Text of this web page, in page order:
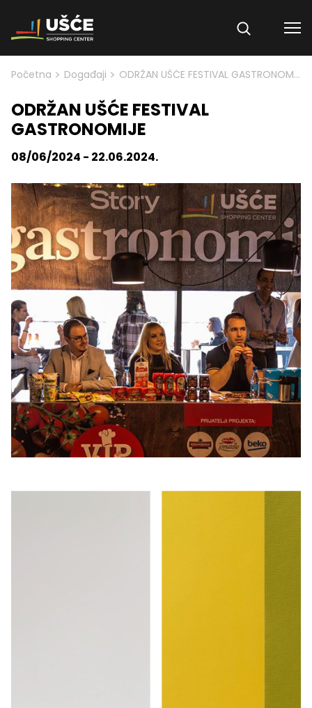
Skip to content
Početna > Događaji > ODRŽAN UŠĆE FESTIVAL GASTRONOMIJE
ODRŽAN UŠĆE FESTIVAL
GASTRONOMIJE
08/06/2024 - 22.06.2024.